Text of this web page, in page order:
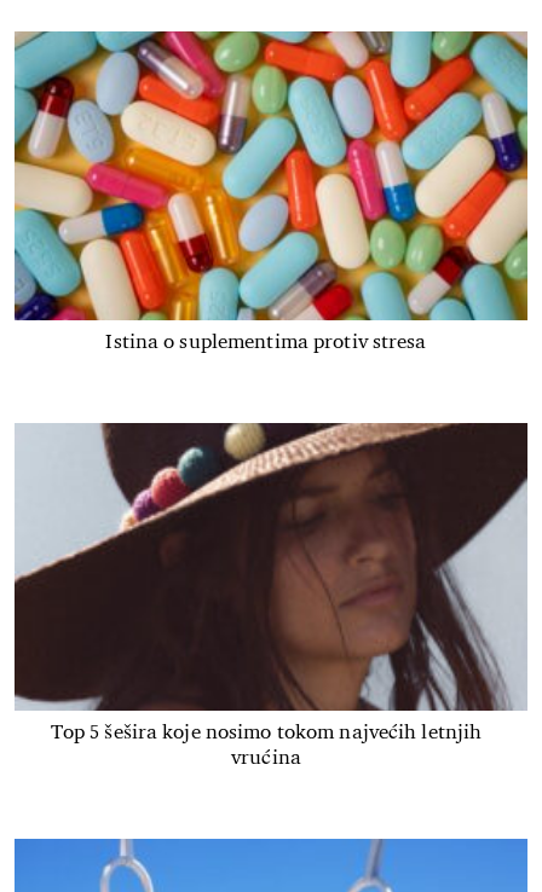
Istina o suplementima protiv stresa
Top 5 šešira koje nosimo tokom najvećih letnjih
vrućina